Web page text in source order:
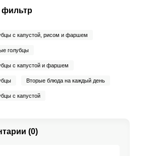
с капустой, рисом и фаршем
голубцы
с капустой и фаршем
Вторые блюда на каждый день
с капустой
(0)